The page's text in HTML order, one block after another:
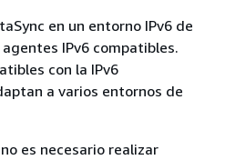
en un entorno IPv6 de
IPv6 compatibles.
con la IPv6
a varios entornos de
es necesario realizar